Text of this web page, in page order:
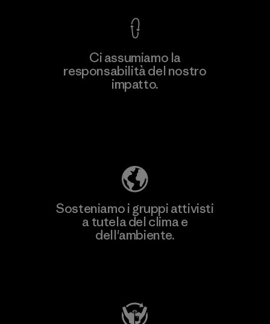
Ci assumiamo la
responsabilità del nostro
impatto.
Sosteniamo i gruppi attivisti
a tutela del clima e
dell'ambiente.